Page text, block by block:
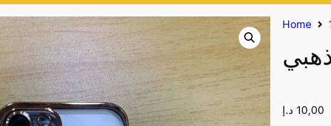
Home
10,00 د.إ